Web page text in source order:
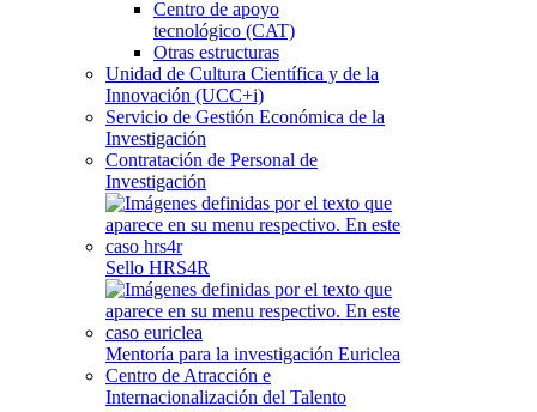
Centro de apoyo
tecnológico (CAT)
Otras estructuras
Unidad de Cultura Científica y de la
Innovación (UCC+i)
Servicio de Gestión Económica de la
Investigación
Contratación de Personal de
Investigación
Sello HRS4R
Mentoría para la investigación Euriclea
Centro de Atracción e
Internacionalización del Talento